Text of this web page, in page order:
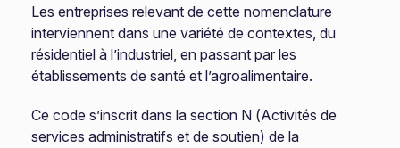
Les entreprises relevant de cette nomenclature
interviennent dans une variété de contextes, du
résidentiel à l’industriel, en passant par les
établissements de santé et l’agroalimentaire.
Ce code s’inscrit dans la section N (Activités de
services administratifs et de soutien) de la